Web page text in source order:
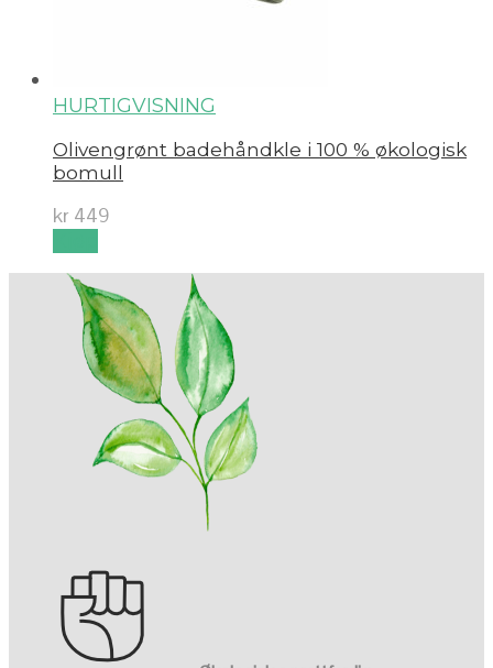
HURTIGVISNING
Olivengrønt badehåndkle i 100 % økologisk
bomull
kr 449